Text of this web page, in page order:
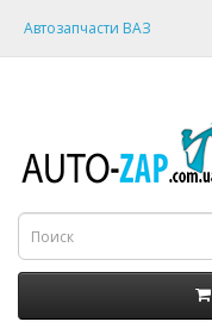
Автозапчасти ВАЗ